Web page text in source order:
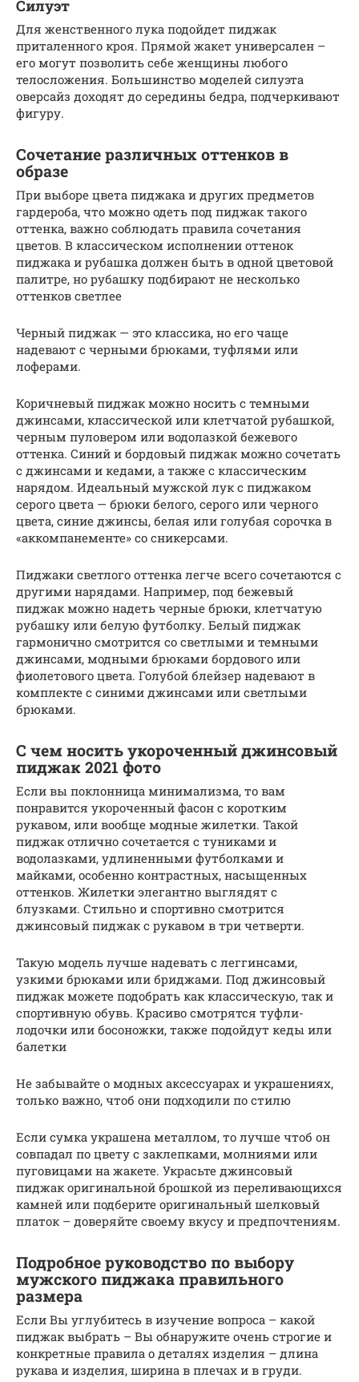
Силуэт
Для женственного лука подойдет пиджак
приталенного кроя. Прямой жакет универсален –
его могут позволить себе женщины любого
телосложения. Большинство моделей силуэта
оверсайз доходят до середины бедра, подчеркивают
фигуру.
Сочетание различных оттенков в
образе
При выборе цвета пиджака и других предметов
гардероба, что можно одеть под пиджак такого
оттенка, важно соблюдать правила сочетания
цветов. В классическом исполнении оттенок
пиджака и рубашка должен быть в одной цветовой
палитре, но рубашку подбирают не несколько
оттенков светлее
Черный пиджак — это классика, но его чаще
надевают с черными брюками, туфлями или
лоферами.
Коричневый пиджак можно носить с темными
джинсами, классической или клетчатой рубашкой,
черным пуловером или водолазкой бежевого
оттенка. Синий и бордовый пиджак можно сочетать
с джинсами и кедами, а также с классическим
нарядом. Идеальный мужской лук с пиджаком
серого цвета — брюки белого, серого или черного
цвета, синие джинсы, белая или голубая сорочка в
«аккомпанементе» со сникерсами.
Пиджаки светлого оттенка легче всего сочетаются с
другими нарядами. Например, под бежевый
пиджак можно надеть черные брюки, клетчатую
рубашку или белую футболку. Белый пиджак
гармонично смотрится со светлыми и темными
джинсами, модными брюками бордового или
фиолетового цвета. Голубой блейзер надевают в
комплекте с синими джинсами или светлыми
брюками.
C чем носить укороченный джинсовый
пиджак 2021 фото
Если вы поклонница минимализма, то вам
понравится укороченный фасон с коротким
рукавом, или вообще модные жилетки. Такой
пиджак отлично сочетается с туниками и
водолазками, удлиненными футболками и
майками, особенно контрастных, насыщенных
оттенков. Жилетки элегантно выглядят с
блузками. Стильно и спортивно смотрится
джинсовый пиджак с рукавом в три четверти.
Такую модель лучше надевать с леггинсами,
узкими брюками или бриджами. Под джинсовый
пиджак можете подобрать как классическую, так и
спортивную обувь. Красиво смотрятся туфли-
лодочки или босоножки, также подойдут кеды или
балетки
Не забывайте о модных аксессуарах и украшениях,
только важно, чтоб они подходили по стилю
Если сумка украшена металлом, то лучше чтоб он
совпадал по цвету с заклепками, молниями или
пуговицами на жакете. Украсьте джинсовый
пиджак оригинальной брошкой из переливающихся
камней или подберите оригинальный шелковый
платок – доверяйте своему вкусу и предпочтениям.
Подробное руководство по выбору
мужского пиджака правильного
размера
Если Вы углубитесь в изучение вопроса – какой
пиджак выбрать – Вы обнаружите очень строгие и
конкретные правила о деталях изделия – длина
рукава и изделия, ширина в плечах и в груди.